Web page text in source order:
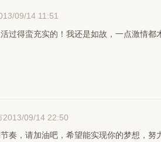
09/14 11:51
过得蛮充实的！我还是如故，一点激情
2013/09/14 22:50
奏，请加油吧，希望能实现你的梦想，努